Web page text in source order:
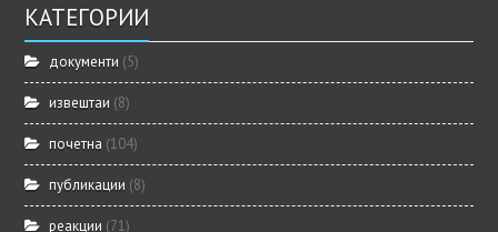
КАТЕГОРИИ
документи (5)
извештаи (8)
почетна (104)
публикации (8)
реакции (71)